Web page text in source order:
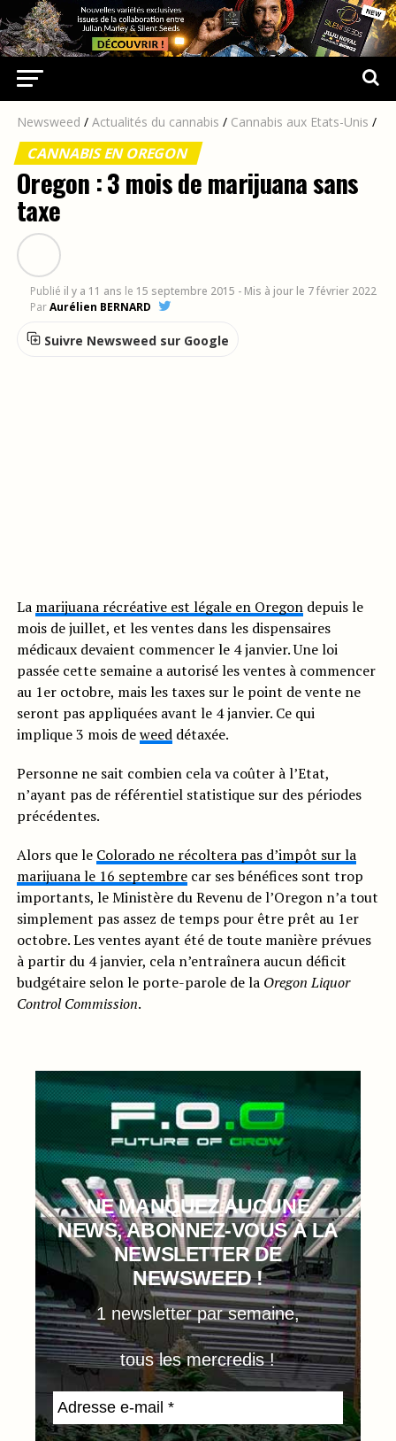
Newsweed / Actualités du cannabis / Cannabis aux Etats-Unis /
CANNABIS EN OREGON
Oregon : 3 mois de marijuana sans
taxe
Publié il y a 11 ans le 15 septembre 2015 - Mis à jour le 7 février 2022
ParAurélien BERNARD
Suivre Newsweed sur Google
La marijuana récréative est légale en Oregondepuis le
mois de juillet, et les ventes dans les dispensaires
médicaux devaient commencer le 4 janvier. Une loi
passée cette semaine a autorisé les ventes à commencer
au 1er octobre, mais les taxes sur le point de vente ne
seront pas appliquées avant le 4 janvier. Ce qui
implique 3 mois deweeddétaxée.
Personne ne sait combien cela va coûter à l’Etat,
n’ayant pas de référentiel statistique sur des périodes
précédentes.
Alors que le Colorado ne récoltera pas d’impôt sur la
marijuana le 16 septembrecar ses bénéfices sont trop
importants, le Ministère du Revenu de l’Oregon n’a tout
simplement pas assez de temps pour être prêt au 1er
octobre. Les ventes ayant été de toute manière prévues
à partir du 4 janvier, cela n’entraînera aucun déficit
budgétaire selon le porte-parole de la Oregon Liquor
Control Commission.
NE MANQUEZ AUCUNE
NEWS, ABONNEZ-VOUS À LA
NEWSLETTER DE
NEWSWEED !
1 newsletter par semaine,
tous les mercredis !